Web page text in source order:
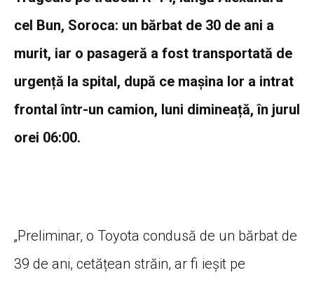
cel Bun, Soroca: un bărbat de 30 de ani a
murit, iar o pasageră a fost transportată de
urgență la spital, după ce mașina lor a intrat
frontal într-un camion, luni dimineață, în jurul
orei 06:00.
„Preliminar, o Toyota condusă de un bărbat de
39 de ani, cetățean străin, ar fi ieșit pe